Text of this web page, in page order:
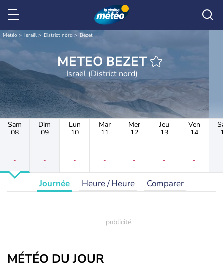
Météo Israël District nord Bezet
METEO BEZET
Israël (District nord)
Sam
08
-
-
Dim
09
-
-
Lun
10
-
-
Mar
11
-
-
Mer
12
-
-
Jeu
13
-
-
Ven
14
-
-
Journée Heure / Heure Comparer
MÉTÉO DU JOUR